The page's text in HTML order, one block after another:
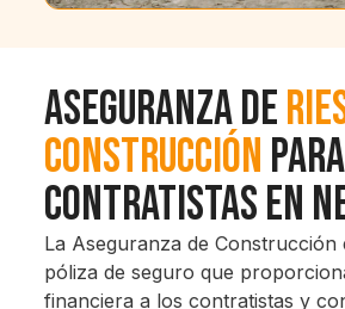
Aseguranza de
Construcción Para
Contratistas en
La Aseguranza de Construcción
póliza de seguro que
financiera a los contratistas y